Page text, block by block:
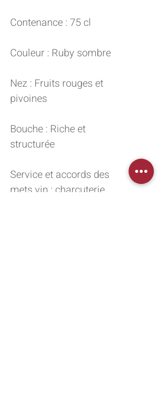
Contenance : 75 cl
Couleur : Ruby sombre
Nez : Fruits rouges et
pivoines
Bouche : Riche et
structurée
Service et accords des
mets vin : charcuterie,